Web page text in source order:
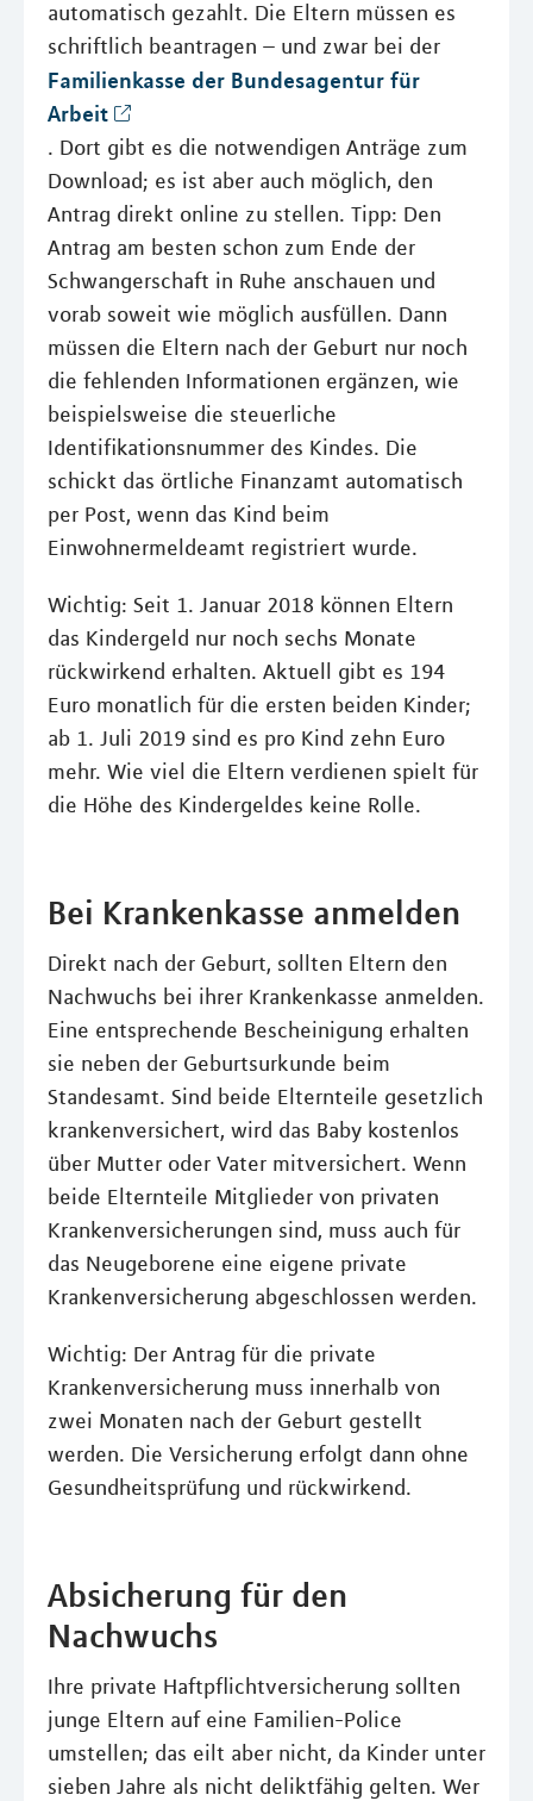
automatisch gezahlt. Die Eltern müssen es
schriftlich beantragen – und zwar bei der
Familienkasse der Bundesagentur für
Arbeit
. Dort gibt es die notwendigen Anträge zum
Download; es ist aber auch möglich, den
Antrag direkt online zu stellen. Tipp: Den
Antrag am besten schon zum Ende der
Schwangerschaft in Ruhe anschauen und
vorab soweit wie möglich ausfüllen. Dann
müssen die Eltern nach der Geburt nur noch
die fehlenden Informationen ergänzen, wie
beispielsweise die steuerliche
Identifikationsnummer des Kindes. Die
schickt das örtliche Finanzamt automatisch
per Post, wenn das Kind beim
Einwohnermeldeamt registriert wurde.
Wichtig: Seit 1. Januar 2018 können Eltern
das Kindergeld nur noch sechs Monate
rückwirkend erhalten. Aktuell gibt es 194
Euro monatlich für die ersten beiden Kinder;
ab 1. Juli 2019 sind es pro Kind zehn Euro
mehr. Wie viel die Eltern verdienen spielt für
die Höhe des Kindergeldes keine Rolle.
Bei Krankenkasse anmelden
Direkt nach der Geburt, sollten Eltern den
Nachwuchs bei ihrer Krankenkasse anmelden.
Eine entsprechende Bescheinigung erhalten
sie neben der Geburtsurkunde beim
Standesamt. Sind beide Elternteile gesetzlich
krankenversichert, wird das Baby kostenlos
über Mutter oder Vater mitversichert. Wenn
beide Elternteile Mitglieder von privaten
Krankenversicherungen sind, muss auch für
das Neugeborene eine eigene private
Krankenversicherung abgeschlossen werden.
Wichtig: Der Antrag für die private
Krankenversicherung muss innerhalb von
zwei Monaten nach der Geburt gestellt
werden. Die Versicherung erfolgt dann ohne
Gesundheitsprüfung und rückwirkend.
Absicherung für den
Nachwuchs
Ihre private Haftpflichtversicherung sollten
junge Eltern auf eine Familien-Police
umstellen; das eilt aber nicht, da Kinder unter
sieben Jahre als nicht deliktfähig gelten. Wer